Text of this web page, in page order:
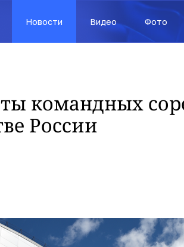
Новости Видео Фото
командных
России